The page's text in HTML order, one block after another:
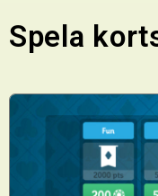
Spela